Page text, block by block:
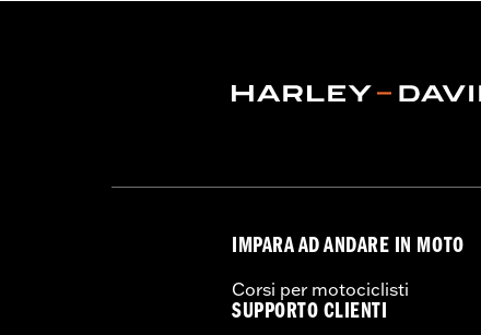
IMPARA AD ANDARE IN MOTO
Corsi per motociclisti
SUPPORTO CLIENTI